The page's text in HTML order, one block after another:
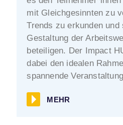
mit Gleichgesinnten zu
Trends zu erkunden
Gestaltung der
beteiligen. Der Impact
dabei den idealen
spannende
MEHR